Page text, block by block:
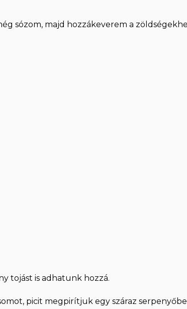
sózom, majd hozzákeverem a
tojást is adhatunk hozzá.
picit megpirítjuk egy száraz